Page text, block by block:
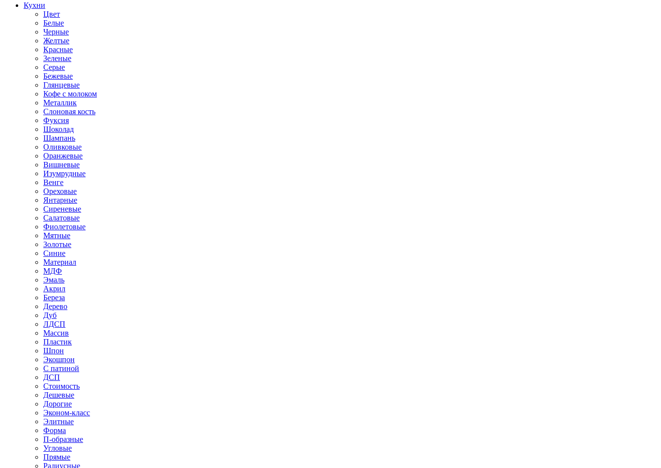
Кухни
Цвет
Белые
Черные
Желтые
Красные
Зеленые
Серые
Бежевые
Глянцевые
Кофе с молоком
Металлик
Слоновая кость
Фуксия
Шоколад
Шампань
Оливковые
Оранжевые
Вишневые
Изумрудные
Венге
Ореховые
Янтарные
Сиреневые
Салатовые
Фиолетовые
Мятные
Золотые
Синие
Материал
МДФ
Эмаль
Акрил
Береза
Дерево
Дуб
ЛДСП
Массив
Пластик
Шпон
Экошпон
С патиной
ДСП
Стоимость
Дешевые
Дорогие
Эконом-класс
Элитные
Форма
П-образные
Угловые
Прямые
Радиусные